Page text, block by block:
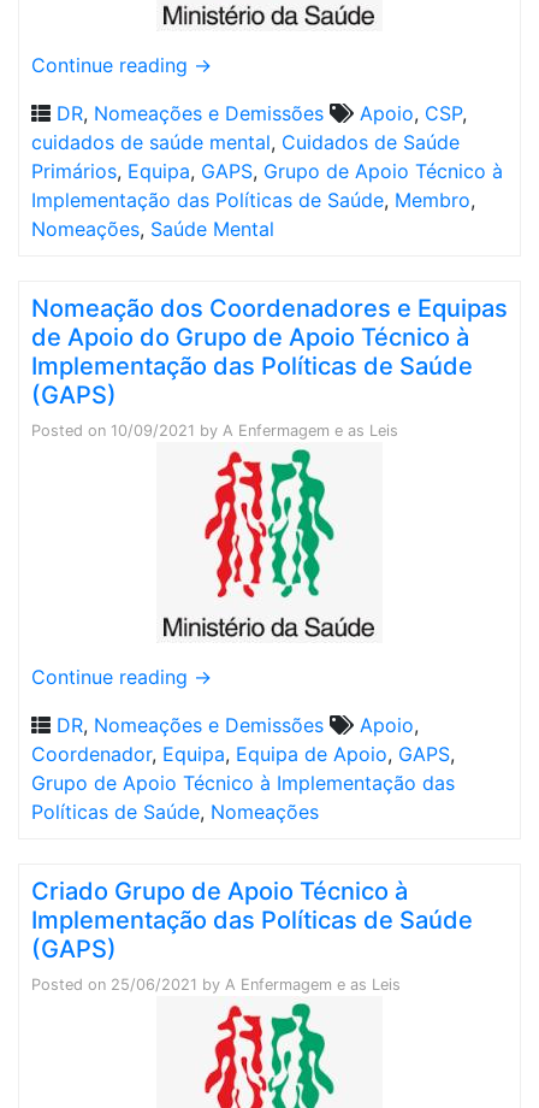
Continue reading →
DR, Nomeações e Demissões Apoio, CSP,
cuidados de saúde mental, Cuidados de Saúde
Primários, Equipa, GAPS, Grupo de Apoio Técnico à
Implementação das Políticas de Saúde, Membro,
Nomeações, Saúde Mental
Nomeação dos Coordenadores e Equipas
de Apoio do Grupo de Apoio Técnico à
Implementação das Políticas de Saúde
(GAPS)
Posted on 10/09/2021 by A Enfermagem e as Leis
Continue reading →
DR, Nomeações e Demissões Apoio,
Coordenador, Equipa, Equipa de Apoio, GAPS,
Grupo de Apoio Técnico à Implementação das
Políticas de Saúde, Nomeações
Criado Grupo de Apoio Técnico à
Implementação das Políticas de Saúde
(GAPS)
Posted on 25/06/2021 by A Enfermagem e as Leis